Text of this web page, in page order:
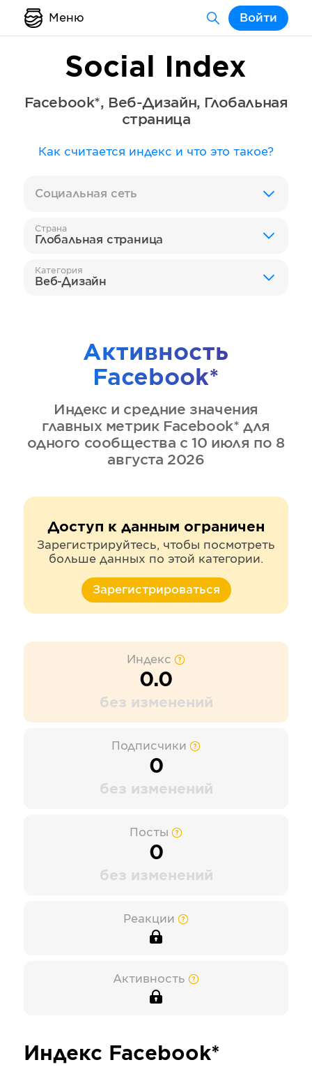
Меню Войти
Social Index
Facebook*, Веб-Дизайн, Глобальная
страница
Как считается индекс и что это такое?
Социальная сеть
Страна
Глобальная страница
Категория
Веб-Дизайн
Активность
Facebook*
Индекс и средние значения
главных метрик Facebook* для
одного сообщества с 10 июля по 8
августа 2026
Доступ к данным ограничен
Зарегистрируйтесь, чтобы посмотреть
больше данных по этой категории.
Зарегистрироваться
Индекс
0.0
без изменений
Подписчики
0
без изменений
Посты
0
без изменений
Реакции
Активность
Индекс Facebook*